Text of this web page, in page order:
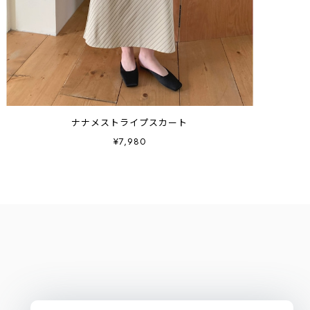
ナナメストライプスカート
¥7,980